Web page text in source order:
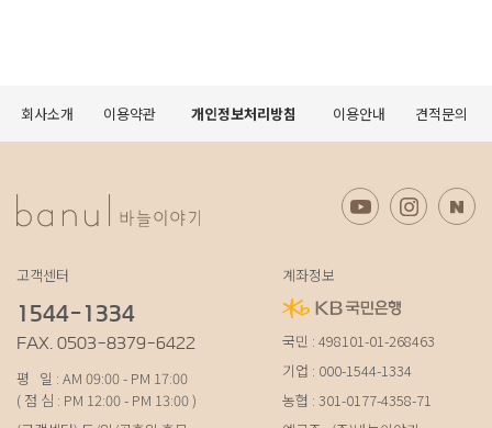
회사소개 이용약관 개인정보처리방침 이용안내 견적문의
고객센터
1544-1334
FAX. 0503-8379-6422
평 일 : AM 09:00 - PM 17:00
( 점 심 : PM 12:00 - PM 13:00 )
계좌정보
국민 : 498101-01-268463
기업 : 000-1544-1334
농협 : 301-0177-4358-71